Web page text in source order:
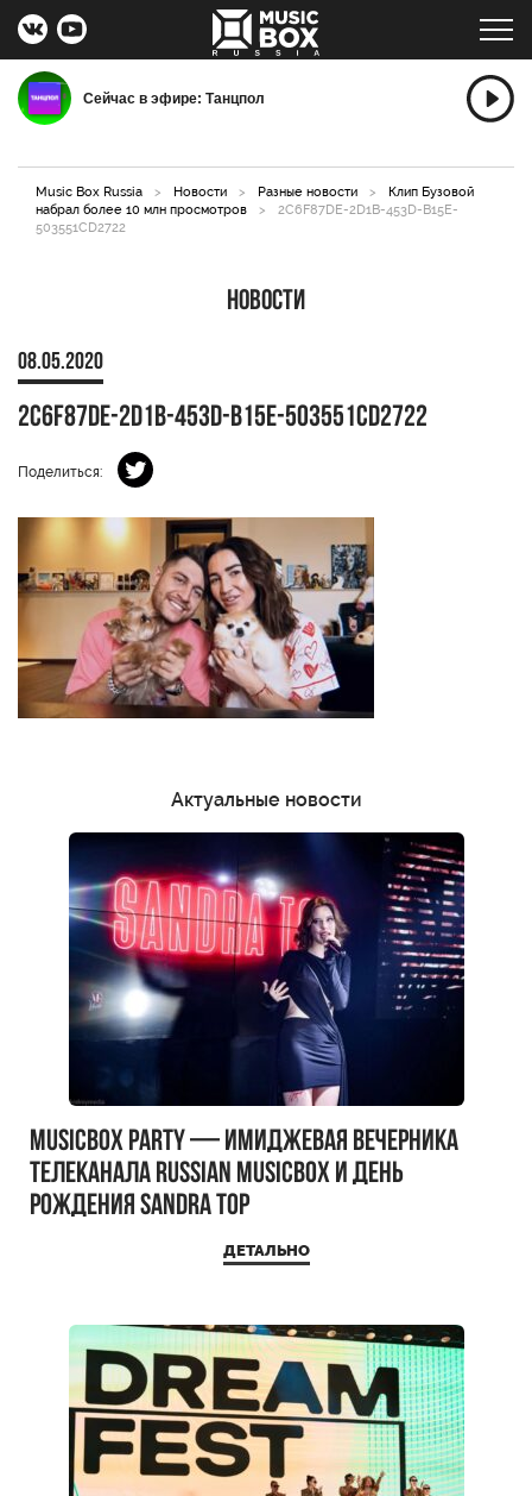
Сейчас в эфире: Танцпол
Music Box Russia > Новости > Разные новости >
Клип Бузовой
набрал более 10 млн просмотров
>
2C6F87DE-2D1B-453D-B15E-
503551CD2722
Новости
08.05.2020
2C6F87DE-2D1B-453D-B15E-503551CD2722
Поделиться:
Актуальные новости
MUSICBOX PARTY — имиджевая вечерника
телеканала RUSSIAN MUSICBOX и день
рождения Sandra Top
ДЕТАЛЬНО